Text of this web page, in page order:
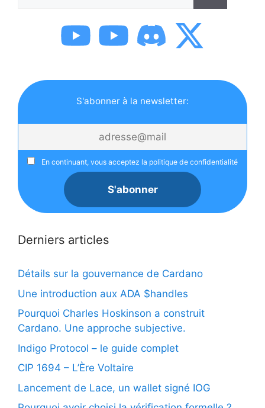
S'abonner à la newsletter:
En continuant, vous acceptez la politique de confidentialité
Derniers articles
Détails sur la gouvernance de Cardano
Une introduction aux ADA $handles
Pourquoi Charles Hoskinson a construit
Cardano. Une approche subjective.
Indigo Protocol – le guide complet
CIP 1694 – L’Ère Voltaire
Lancement de Lace, un wallet signé IOG